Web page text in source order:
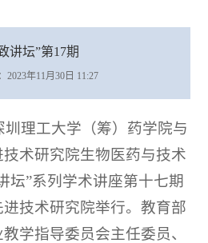
讲坛”第17期
2023年11月30日 11:27
圳理工大学（筹）药学院与
术研究院生物医药与技术
坛”系列学术讲座第十七期
技术研究院举行。教育部
学指导委员会主任委员、